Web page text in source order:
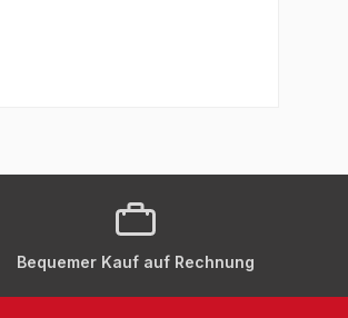
Bequemer Kauf auf Rechnung